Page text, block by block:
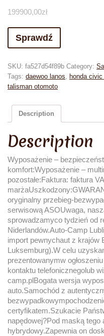
199900,00zł
Sprawdź
SKU: fa527d54f89b Category:
Tags: daewoo lanos, honda
talisman otomoto
Description
Description
Wyposażenie –
komfort:Wyposażenie –
pozostałe:Faktura: faktura
oryginalny przebieg-
serwisową ASOUwaga,
sprowadzamyco tydzień od
Niderlandów.Auto-Camp
import pewnychaut z krajów
Luksemburg).W celu
prezentowanymw
kontaktu telefonicznegolub
camp.plBogata wersja
auto.Samochód z
certyfikatem.Szukacie
napędowej?Pod maską
hybrydowy.Zapewnia on